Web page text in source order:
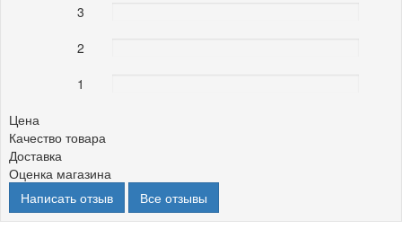
3
2
1
Цена
Качество товара
Доставка
Оценка магазина
Написать отзыв
Все отзывы